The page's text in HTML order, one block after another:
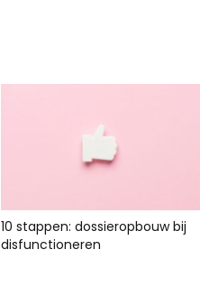
10 stappen: dossieropbouw bij
disfunctioneren